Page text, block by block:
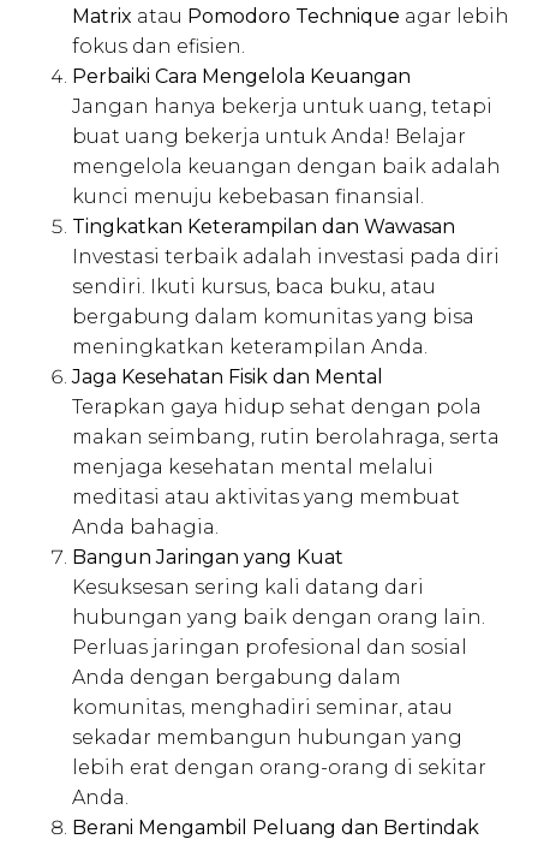
Matrix atau Pomodoro Technique agar lebih
fokus dan efisien.
Perbaiki Cara Mengelola Keuangan
Jangan hanya bekerja untuk uang, tetapi
buat uang bekerja untuk Anda! Belajar
mengelola keuangan dengan baik adalah
kunci menuju kebebasan finansial.
Tingkatkan Keterampilan dan Wawasan
Investasi terbaik adalah investasi pada diri
sendiri. Ikuti kursus, baca buku, atau
bergabung dalam komunitas yang bisa
meningkatkan keterampilan Anda.
Jaga Kesehatan Fisik dan Mental
Terapkan gaya hidup sehat dengan pola
makan seimbang, rutin berolahraga, serta
menjaga kesehatan mental melalui
meditasi atau aktivitas yang membuat
Anda bahagia.
Bangun Jaringan yang Kuat
Kesuksesan sering kali datang dari
hubungan yang baik dengan orang lain.
Perluas jaringan profesional dan sosial
Anda dengan bergabung dalam
komunitas, menghadiri seminar, atau
sekadar membangun hubungan yang
lebih erat dengan orang-orang di sekitar
Anda.
Berani Mengambil Peluang dan Bertindak